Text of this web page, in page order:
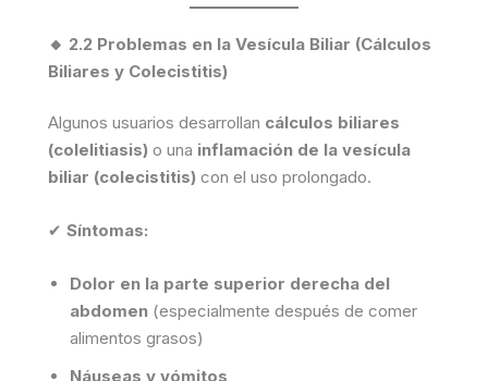
🔸 2.2 Problemas en la Vesícula Biliar (Cálculos
Biliares y Colecistitis)
Algunos usuarios desarrollan cálculos biliares
(colelitiasis) o una inflamación de la vesícula
biliar (colecistitis) con el uso prolongado.
✔ Síntomas:
Dolor en la parte superior derecha del
abdomen (especialmente después de comer
alimentos grasos)
Náuseas y vómitos